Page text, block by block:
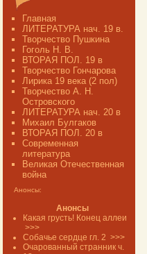
Главная
ЛИТЕРАТУРА нач. 19 в.
Творчество Пушкина
Гоголь Н. В.
ВТОРАЯ ПОЛ. 19 в
Творчество Гончарова
Лирика 19 века (2 пол)
Творчество А. Н.
Островского
ЛИТЕРАТУРА нач. 20 в
Михаил Булгаков
ВТОРАЯ ПОЛ. 20 в
Современная
литература
Великая Отечественная
война
Анонсы:
Анонсы
Какая грусть! Конец аллеи
>>>
Собачье сердце гл. 2 >>>
Очарованный странник ч.